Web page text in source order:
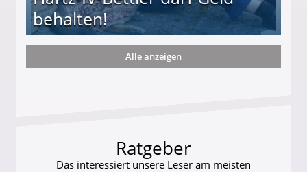
behalten!
darf Geld behalten!
Alle anzeigen
Ratgeber
Das interessiert unsere Leser am meisten